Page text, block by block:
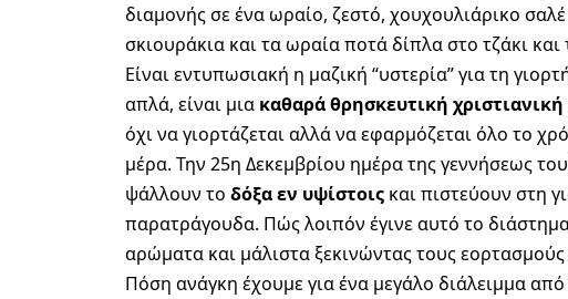
διαμονής σε ένα ωραίο, ζεστό, χουχουλιάρικο
σκιουράκια και τα ωραία ποτά δίπλα στο τζάκι
Είναι εντυπωσιακή η μαζική “υστερία” για τη
απλά, είναι μια καθαρά θρησκευτική χριστιανική
όχι να γιορτάζεται αλλά να εφαρμόζεται όλο το
μέρα. Την 25η Δεκεμβρίου ημέρα της γεννήσεως
ψάλλουν το δόξα εν υψίστοιςκαι πιστεύουν στη
παρατράγουδα. Πώς λοιπόν έγινε αυτό το
αρώματα και μάλιστα ξεκινώντας τους
Πόση ανάγκη έχουμε για ένα μεγάλο διάλειμμα